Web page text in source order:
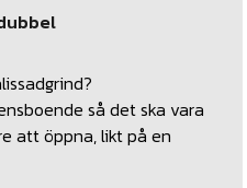
så det ska vara
att öppna, likt på en